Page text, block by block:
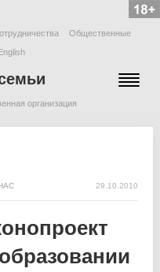
Общественные
организация
29.10.2010